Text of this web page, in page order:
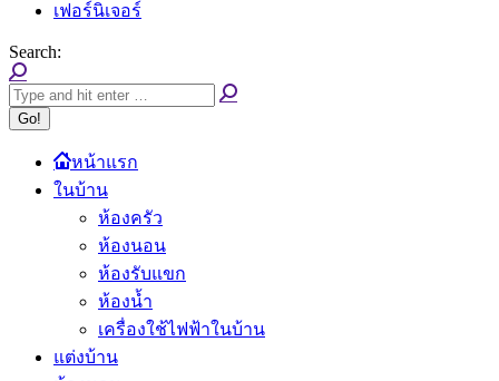
เฟอร์นิเจอร์
Search:
หน้าแรก
ในบ้าน
ห้องครัว
ห้องนอน
ห้องรับแขก
ห้องน้ำ
เครื่องใช้ไฟฟ้าในบ้าน
แต่งบ้าน